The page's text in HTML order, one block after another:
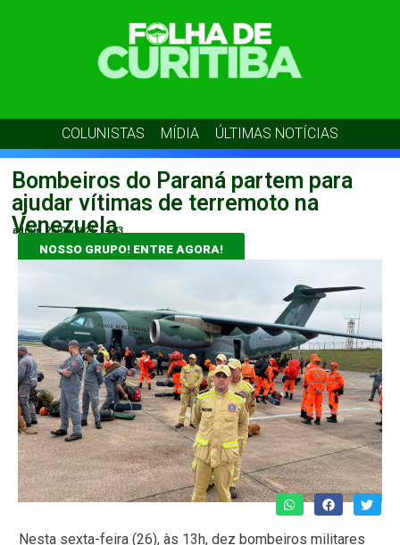
COLUNISTAS MÍDIA ÚLTIMAS NOTÍCIAS
Bombeiros do Paraná partem para
ajudar vítimas de terremoto na
Venezuela
admin 26/06/2026 14:43
NOSSO GRUPO! ENTRE AGORA!
Nesta sexta-feira (26), às 13h, dez bombeiros militares